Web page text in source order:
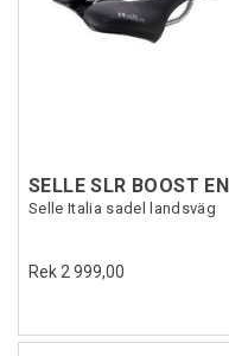
Selle Italia sadel landsväg
Rek 2 999,00